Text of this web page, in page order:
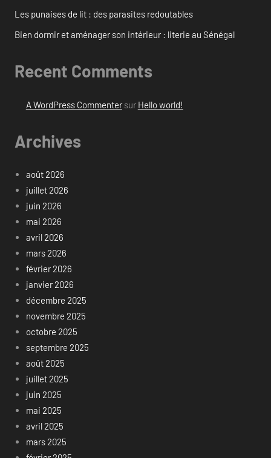
Les punaises de lit : des parasites redoutables
Bien dormir et aménager son intérieur : literie au Sénégal
Recent Comments
A WordPress Commentersur Hello world!
Archives
août 2026
juillet 2026
juin 2026
mai 2026
avril 2026
mars 2026
février 2026
janvier 2026
décembre 2025
novembre 2025
octobre 2025
septembre 2025
août 2025
juillet 2025
juin 2025
mai 2025
avril 2025
mars 2025